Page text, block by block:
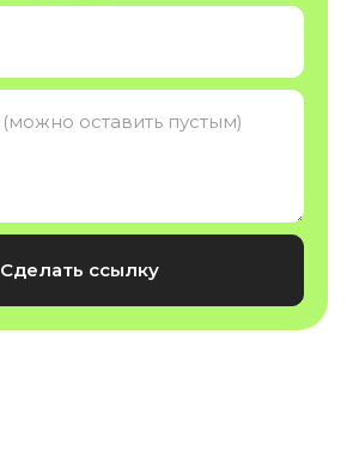
Сделать ссылку